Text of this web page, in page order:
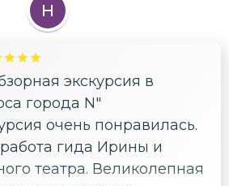
Н
экскурсия в
города N"
очень понравилась.
гида Ирины и
театра. Великолепная